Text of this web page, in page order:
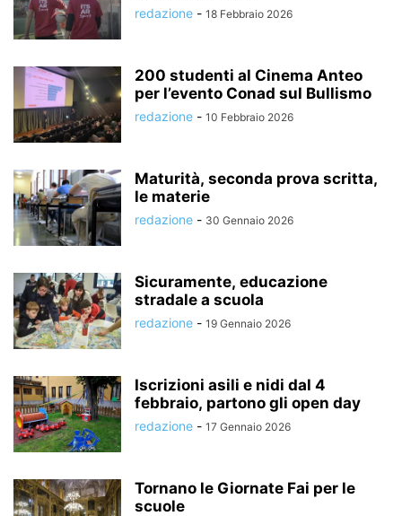
redazione - 18 Febbraio 2026
200 studenti al Cinema Anteo
per l’evento Conad sul Bullismo
redazione - 10 Febbraio 2026
Maturità, seconda prova scritta,
le materie
redazione - 30 Gennaio 2026
Sicuramente, educazione
stradale a scuola
redazione - 19 Gennaio 2026
Iscrizioni asili e nidi dal 4
febbraio, partono gli open day
redazione - 17 Gennaio 2026
Tornano le Giornate Fai per le
scuole